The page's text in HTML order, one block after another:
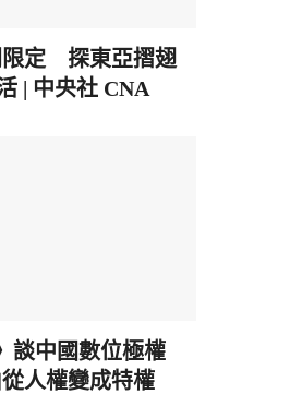
限定 探東亞摺翅
| 中央社 CNA
談中國數位極權
從人權變成特權